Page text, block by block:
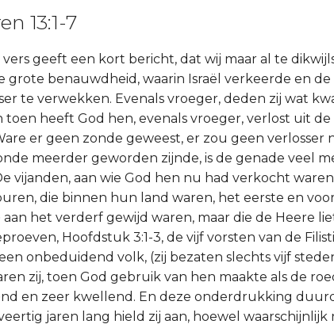
13:1-7
geeft een kort bericht, dat wij maar al te
grote benauwdheid, waarin Israël verkeerde en
te verwekken. Evenals vroeger, deden zij wat
toen heeft God hen, evenals vroeger, verlost uit
er geen zonde geweest, er zou geen verlosser
meerder geworden zijnde, is de genade veel
vijanden, aan wie God hen nu had verkocht
die binnen hun land waren, het eerste en
aan het verderf gewijd waren, maar die de Heere
Hoofdstuk 3:1-3, de vijf vorsten van de
onbeduidend volk, (zij bezaten slechts vijf
zij, toen God gebruik van hen maakte als de
en zeer kwellend. En deze onderdrukking
jaren lang hield zij aan, hoewel waarschijnlijk